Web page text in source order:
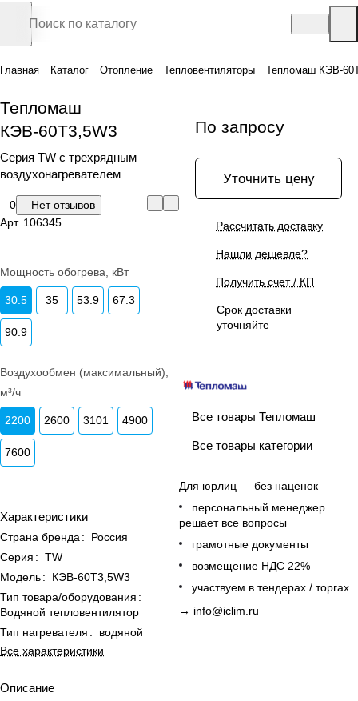
Главная Каталог Отопление Тепловентиляторы Тепломаш КЭВ-
Тепломаш
КЭВ-60Т3,5W3
Серия ТW с трехрядным
воздухонагревателем
0
Нет отзывов
Арт. 106345
Мощность обогрева, кВт
30.5 35 53.9 67.3
90.9
Воздухообмен (максимальный),
м³/ч
2200 2600 3101 4900
7600
Характеристики
Страна бренда :
Россия
Серия : ТW
Модель:
КЭВ-60Т3,5W3
Тип товара/оборудования :
Водяной тепловентилятор
Тип нагревателя :
водяной
Все характеристики
Описание
По запросу
Уточнить цену
Рассчитать доставку
Нашли дешевле?
Получить счет / КП
Срок доставки
уточняйте
Все товары Тепломаш
Все товары категории
Для юрлиц — без наценок
персональный менеджер
решает все вопросы
грамотные документы
возмещение НДС 22%
участвуем в тендерах / торгах
→ info@iclim.ru